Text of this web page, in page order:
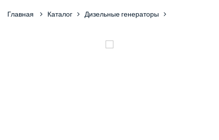
Главная Каталог Дизельные генераторы